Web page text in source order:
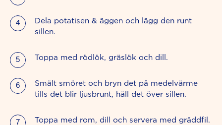
Dela potatisen & äggen och lägg den runt
sillen.
Toppa med rödlök, gräslök och dill.
Smält smöret och bryn det på medelvärme
tills det blir ljusbrunt, häll det över sillen.
Toppa med rom, dill och servera med gräddfil.